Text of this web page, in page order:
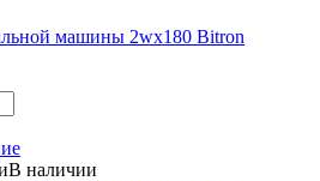
машины 2wx180 Bitron
В наличии